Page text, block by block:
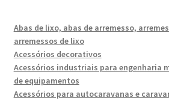
Abas de lixo, abas de arremesso,
arremessos de lixo
Acessórios decorativos
Acessórios industriais para engenharia
de equipamentos
Acessórios para autocaravanas e